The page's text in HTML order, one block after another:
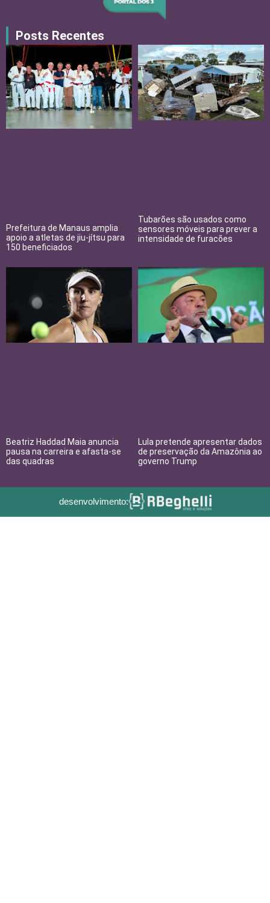
Posts Recentes
Prefeitura de Manaus amplia
apoio a atletas de jiu-jítsu para
150 beneficiados
Tubarões são usados como
sensores móveis para prever a
intensidade de furacões
Beatriz Haddad Maia anuncia
pausa na carreira e afasta-se
das quadras
Lula pretende apresentar dados
de preservação da Amazônia ao
governo Trump
desenvolvimento: